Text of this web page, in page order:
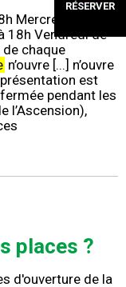
RÉSERVER
Mercredi et
18h Vendredi de
de chaque
n’ouvre [...] n’ouvre
est
pendant les
l’Ascension),
places ?
d'ouverture de la